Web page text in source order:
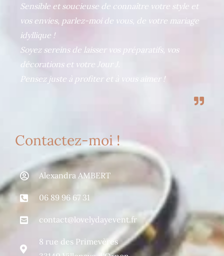
Sensible et soucieuse de connaître votre style et
vos envies, parlez-moi de vous, de votre mariage
idyllique !
Soyez sereins de laisser vos préparatifs, vos
décorations et votre Jour J.
Pensez juste à profiter et à vous aimer !
Contactez-moi !
Alexandra AMBERT
06 89 96 67 31
contact@lovelydayevent.fr
8 rue des Primevères